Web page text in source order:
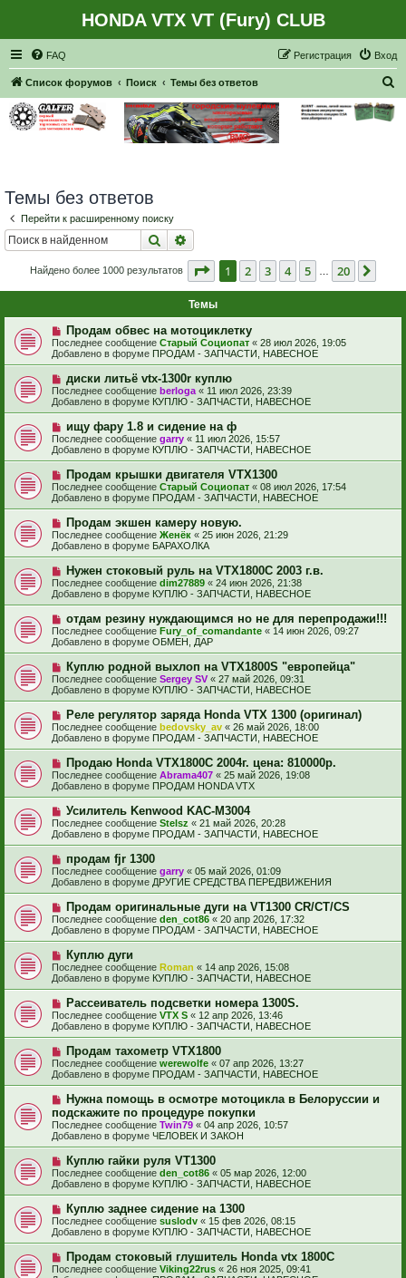
HONDA VTX VT (Fury) CLUB
FAQ Вход
Регистрация
Список форумов Поиск Темы без ответов
Темы без ответов
Перейти к расширенному поиску
Поиск
Найдено более 1000 результатов Страница из 20
1 2 3 4 5 20
Темы
Н
о
в
с
о
о
б
щ
е
н
и
е
Продам обвес на мотоциклетку
Последнее сообщение Старый Социопат « 28 июл 2026, 19:05
Добавлено в форуме ПРОДАМ - ЗАПЧАСТИ, НАВЕСНОЕ
Н
о
в
с
о
о
б
щ
е
н
и
е
диски литьё vtx-1300r куплю
Последнее сообщение berloga « 11 июл 2026, 23:39
Добавлено в форуме КУПЛЮ - ЗАПЧАСТИ, НАВЕСНОЕ
Н
о
в
е
с
о
о
б
щ
е
н
и
е
ищу фару 1.8 и сидение на ф
Последнее сообщение garry « 11 июл 2026, 15:57
Добавлено в форуме КУПЛЮ - ЗАПЧАСТИ, НАВЕСНОЕ
Н
о
в
е
с
о
о
б
щ
е
н
и
Продам крышки двигателя VTX1300
Последнее сообщение Старый Социопат « 08 июл 2026, 17:54
Добавлено в форуме ПРОДАМ - ЗАПЧАСТИ, НАВЕСНОЕ
Н
о
в
е
с
о
о
б
щ
е
н
и
е
Продам экшен камеру новую.
Последнее сообщение Женёк « 25 июн 2026, 21:29
Добавлено в форуме БАРАХОЛКА
Н
о
в
с
о
о
б
щ
е
н
и
е
Нужен стоковый руль на VTX1800C 2003 г.в.
Последнее сообщение dim27889 « 24 июн 2026, 21:38
Добавлено в форуме КУПЛЮ - ЗАПЧАСТИ, НАВЕСНОЕ
Н
о
в
е
с
о
о
б
щ
е
н
и
е
отдам резину нуждающимся но не для перепродажи!!!
Последнее сообщение Fury_of_comandante « 14 июн 2026, 09:27
Добавлено в форуме ОБМЕН, ДАР
Н
о
в
е
с
о
о
б
щ
е
н
и
е
Куплю родной выхлоп на VTX1800S "европейца"
Последнее сообщение Sergey SV « 27 май 2026, 09:31
Добавлено в форуме КУПЛЮ - ЗАПЧАСТИ, НАВЕСНОЕ
Н
о
в
е
с
о
о
б
щ
е
н
и
Реле регулятор заряда Honda VTX 1300 (оригинал)
Последнее сообщение bedovsky_av « 26 май 2026, 18:00
Добавлено в форуме ПРОДАМ - ЗАПЧАСТИ, НАВЕСНОЕ
Н
о
в
е
с
о
о
б
щ
е
н
и
е
Продаю Honda VTX1800С 2004г. цена: 810000р.
Последнее сообщение Abrama407 « 25 май 2026, 19:08
Добавлено в форуме ПРОДАМ HONDA VTX
Н
о
в
с
о
о
б
щ
е
н
и
е
Усилитель Kenwood KAC-M3004
Последнее сообщение Stelsz « 21 май 2026, 20:28
Добавлено в форуме ПРОДАМ - ЗАПЧАСТИ, НАВЕСНОЕ
Н
о
в
е
с
о
о
б
щ
е
н
и
е
продам fjr 1300
Последнее сообщение garry « 05 май 2026, 01:09
Добавлено в форуме ДРУГИЕ СРЕДСТВА ПЕРЕДВИЖЕНИЯ
Н
о
в
е
с
о
о
б
щ
е
н
и
е
Продам оригинальные дуги на VT1300 CR/CT/CS
Последнее сообщение den_cot86 « 20 апр 2026, 17:32
Добавлено в форуме ПРОДАМ - ЗАПЧАСТИ, НАВЕСНОЕ
Н
о
в
е
с
о
о
б
щ
е
н
и
е
Куплю дуги
Последнее сообщение Roman « 14 апр 2026, 15:08
Добавлено в форуме КУПЛЮ - ЗАПЧАСТИ, НАВЕСНОЕ
Н
о
в
е
с
о
о
б
щ
е
н
и
е
Рассеиватель подсветки номера 1300S.
Последнее сообщение VTX S « 12 апр 2026, 13:46
Добавлено в форуме КУПЛЮ - ЗАПЧАСТИ, НАВЕСНОЕ
Н
о
в
е
с
о
о
б
щ
е
и
е
Продам тахометр VTX1800
Последнее сообщение werewolfe « 07 апр 2026, 13:27
Добавлено в форуме ПРОДАМ - ЗАПЧАСТИ, НАВЕСНОЕ
Н
в
о
е
с
о
б
щ
е
и
е
Нужна помощь в осмотре мотоцикла в Белоруссии и
подскажите по процедуре покупки
Последнее сообщение Twin79 « 04 апр 2026, 10:57
Добавлено в форуме ЧЕЛОВЕК И ЗАКОН
Н
о
в
е
с
о
о
б
щ
е
Куплю гайки руля VT1300
Последнее сообщение den_cot86 « 05 мар 2026, 12:00
Добавлено в форуме КУПЛЮ - ЗАПЧАСТИ, НАВЕСНОЕ
Н
о
в
е
с
о
Куплю заднее сидение на 1300
Последнее сообщение suslodv « 15 фев 2026, 08:15
Добавлено в форуме КУПЛЮ - ЗАПЧАСТИ, НАВЕСНОЕ
Н
о
Продам стоковый глушитель Honda vtx 1800C
Последнее сообщение Viking22rus « 26 ноя 2025, 09:41